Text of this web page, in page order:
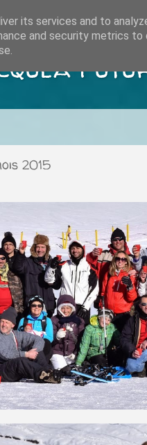
2015
its services and to
and security metrics